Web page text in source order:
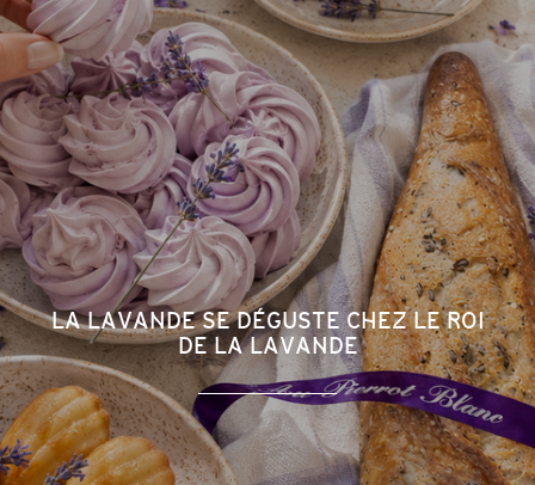
LA LAVANDE SE DÉGUSTE CHEZ LE ROI
DE LA LAVANDE